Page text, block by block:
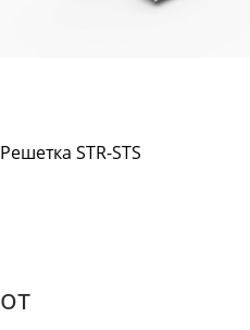
Решетка STR-STS
от